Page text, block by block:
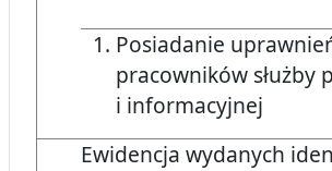
Posiadanie
pracowników służby
i informacyjnej
Ewidencja wydanych